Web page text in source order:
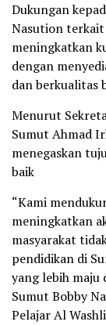
Dukungan
Nasution
meningkatkan
dengan
dan berkualitas
Menurut
Sumut Ahmad
menegaskan
baik
“Kami
meningkatkan
masyarakat
pendidikan di
yang lebih maju
Sumut Bobby
Pelajar Al